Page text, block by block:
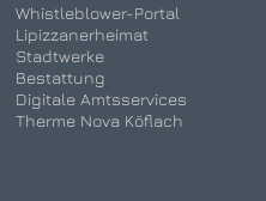
Whistleblower-Portal
Lipizzanerheimat
Stadtwerke
Bestattung
Digitale Amtsservices
Therme Nova Köflach